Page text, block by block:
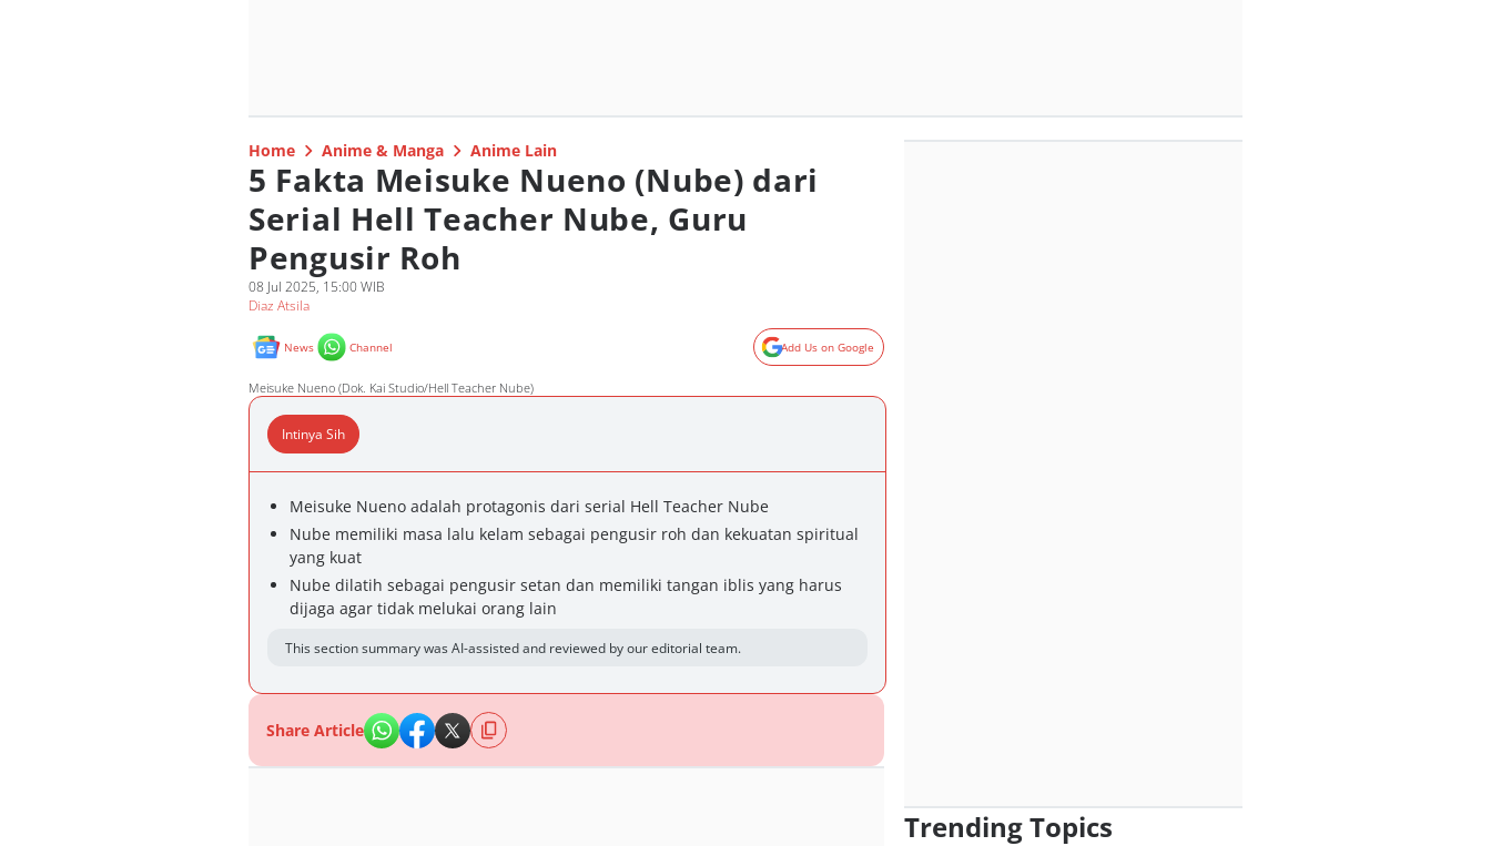
Home Anime & Manga Anime Lain
5 Fakta Meisuke Nueno (Nube) dari
Serial Hell Teacher Nube, Guru
Pengusir Roh
08 Jul 2025, 15:00 WIB
Diaz Atsila
News Channel Add Us on Google
Meisuke Nueno (Dok. Kai Studio/Hell Teacher Nube)
Intinya Sih
Meisuke Nueno adalah protagonis dari serial Hell Teacher Nube
Nube memiliki masa lalu kelam sebagai pengusir roh dan kekuatan spiritual
yang kuat
Nube dilatih sebagai pengusir setan dan memiliki tangan iblis yang harus
dijaga agar tidak melukai orang lain
This section summary was AI-assisted and reviewed by our editorial team.
Share Article
Trending Topics